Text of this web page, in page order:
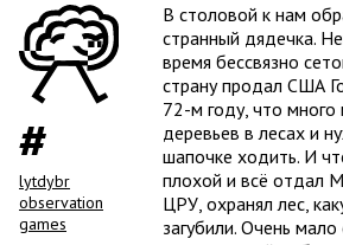
lytdybr
observation
games
В столовой к нам
странный дядечка.
время бессвязно
страну продал США
72-м году, что много
деревьев в лесах и
шапочке ходить. И
плохой и всё отдал
ЦРУ, охранял лес,
загубили. Очень мало